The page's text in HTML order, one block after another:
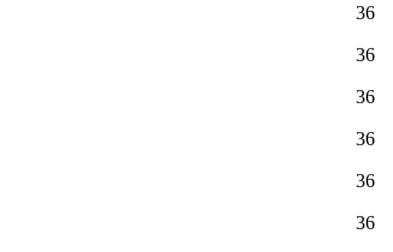
36
36
36
36
36
36